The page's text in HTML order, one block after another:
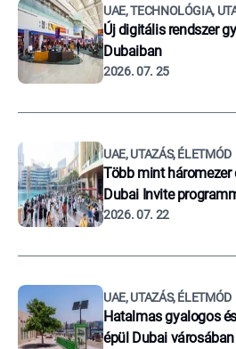
UAE, TECHNOLÓGIA,
Új digitális rendszer
Dubaiban
2026. 07. 25
UAE, UTAZÁS, ÉLETMÓD
Több mint
Dubai Invite
2026. 07. 22
UAE, UTAZÁS, ÉLETMÓD
Hatalmas gyalogos
épül Dubai városában